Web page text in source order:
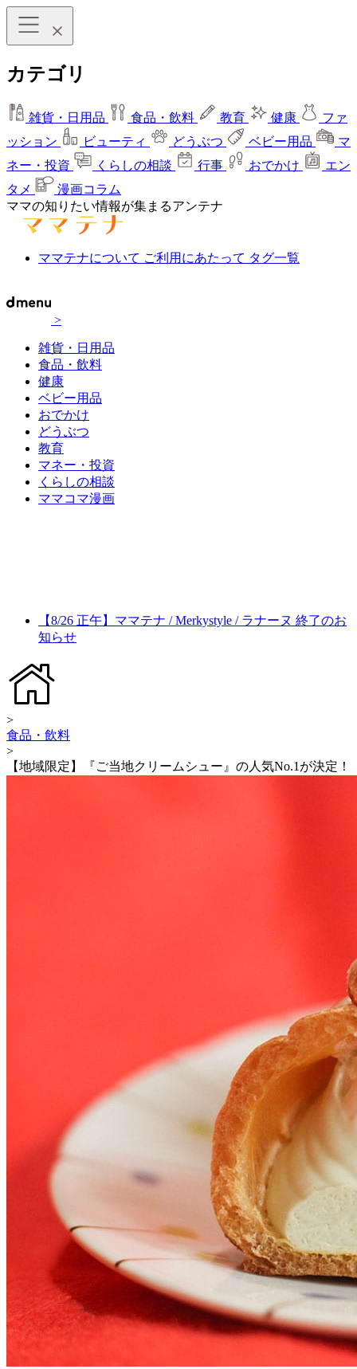
カテゴリ
雑貨・日用品 食品・飲料 教育 健康
ファ
ッション
ビューティ どうぶつ ベビー用品
マ
ネー・投資
くらしの相談 行事 おでかけ
エン
タメ
漫画コラム
ママの知りたい情報が集まるアンテナ
ママテナについて ご利用にあたって タグ一覧
>
雑貨・日用品
食品・飲料
健康
ベビー用品
おでかけ
どうぶつ
教育
マネー・投資
くらしの相談
ママコマ漫画
【8/26 正午】ママテナ / Merkystyle / ラナーヌ 終了のお
知らせ
>
食品・飲料
>
【地域限定】『ご当地クリームシュー』の人気No.1が決定！